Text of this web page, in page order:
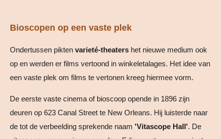
Bioscopen op een vaste plek
Ondertussen pikten varieté-theaters het nieuwe medium ook
op en werden er films vertoond in winkeletalages. Het idee van
een vaste plek om films te vertonen kreeg hiermee vorm.
De eerste vaste cinema of bioscoop opende in 1896 zijn
deuren op 623 Canal Street te New Orleans. Hij luisterde naar
de tot de verbeelding sprekende naam 'Vitascope Hall'. De